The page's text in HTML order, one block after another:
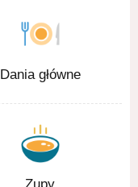
Dania główne